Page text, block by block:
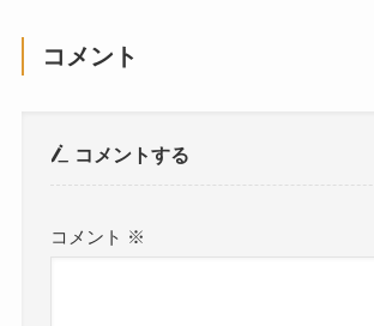
コメント
コメントする
コメント ※